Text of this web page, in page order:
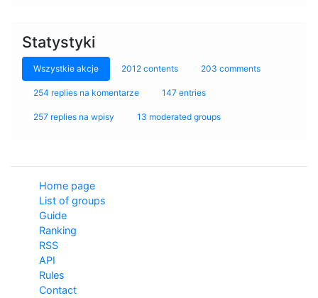
Statystyki
Wszystkie akcje 2012 contents 203 comments
254 replies na komentarze 147 entries
257 replies na wpisy 13 moderated groups
Home page
List of groups
Guide
Ranking
RSS
API
Rules
Contact